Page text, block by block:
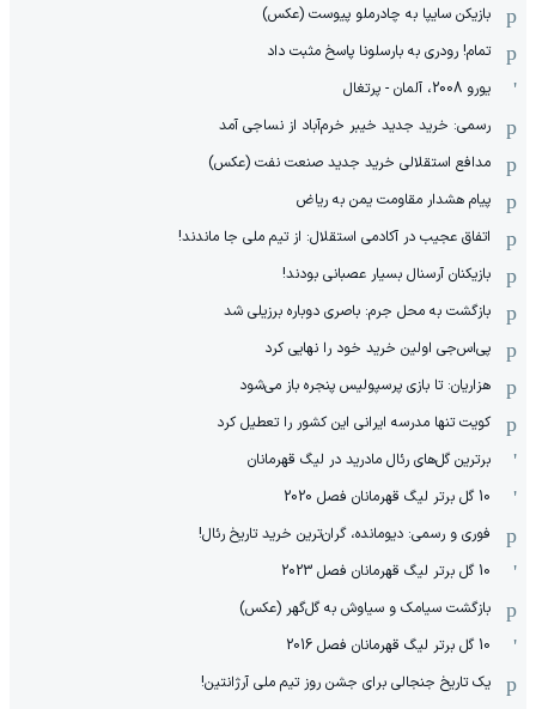
بازیکن سایپا به چادرملو پیوست (عکس)
تمام! رودری به بارسلونا پاسخ مثبت داد
یورو 2008، آلمان - پرتغال
رسمی: خرید جدید خیبر خرم‌آباد از نساجی آمد
مدافع استقلالی خرید جدید صنعت نفت (عکس)
پیام هشدار مقاومت یمن به ریاض
اتفاق عجیب در آکادمی استقلال: از تیم ملی جا ماندند!
بازیکنان آرسنال بسیار عصبانی بودند!
بازگشت به محل جرم: باصری دوباره برزیلی شد
پی‌اس‌جی اولین خرید خود را نهایی کرد
هزاریان: تا بازی پرسپولیس پنجره باز می‌شود
کویت تنها مدرسه ایرانی این کشور را تعطیل کرد
برترین گل‌های رئال مادرید در لیگ قهرمانان
10 گل برتر لیگ قهرمانان فصل 2020
فوری و رسمی: دیومانده، گران‌ترین خرید تاریخ رئال!
10 گل برتر لیگ قهرمانان فصل 2023
بازگشت سیامک و سیاوش به گل‌گهر (عکس)
10 گل برتر لیگ قهرمانان فصل 2016
یک تاریخ جنجالی برای جشن روز تیم ملی آرژانتین!